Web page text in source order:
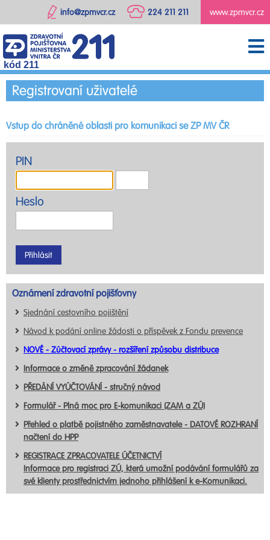
www.zpmvcr.cz
224 211 211
info@zpmvcr.cz
kód 211
Registrovaní uživatelé
Vstup do chráněné oblasti pro komunikaci se ZP MV ČR
PIN
Heslo
Oznámení zdravotní pojišťovny
Sjednání cestovního pojištění
Návod k podání online žádosti o příspěvek z Fondu prevence
NOVÉ - Zúčtovací zprávy - rozšíření způsobu distribuce
Informace o změně zpracování žádanek
PŘEDÁNÍ VYÚČTOVÁNÍ - stručný návod
Formulář - Plná moc pro E-komunikaci (ZAM a ZÚ)
Přehled o platbě pojistného zaměstnavatele - DATOVÉ ROZHRANÍ
načtení do HPP
REGISTRACE ZPRACOVATELE ÚČETNICTVÍ
Informace pro registraci ZÚ, která umožní podávání formulářů za
své klienty prostřednictvím jednoho přihlášení k e-Komunikaci.